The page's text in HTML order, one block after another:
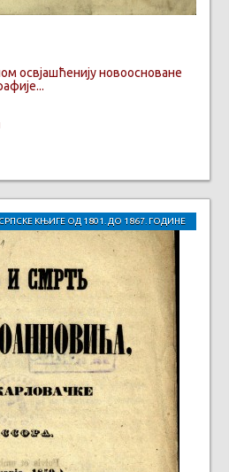
освјашћенију новоосноване
СРПСКЕ КЊИГЕ ОД 1801. ДО 1867. ГОДИНЕ